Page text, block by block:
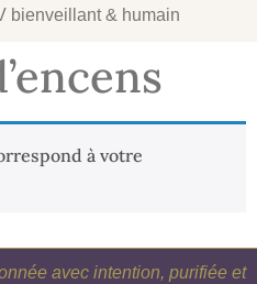
bienveillant & humain
à votre
avec intention, purifiée et